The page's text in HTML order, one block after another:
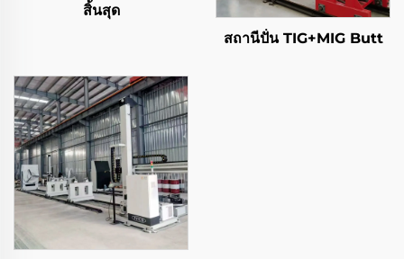
สิ้นสุด
สถานีปั่น TIG+MIG Butt